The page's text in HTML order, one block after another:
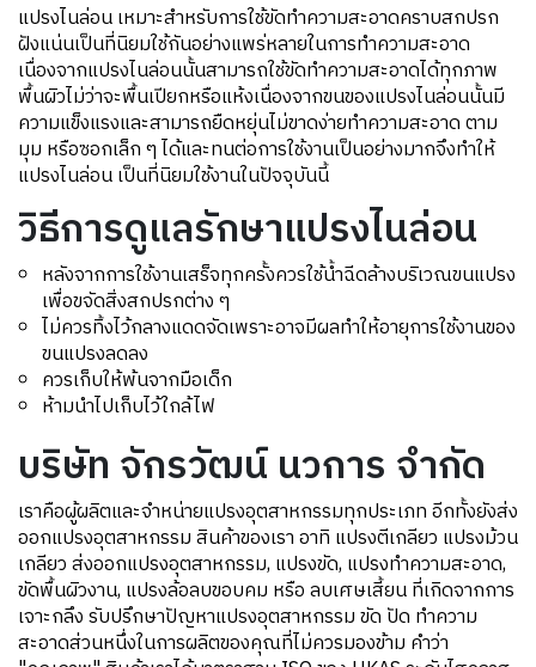
แปรงไนล่อน เหมาะสำหรับการใช้ขัดทำความสะอาดคราบสกปรก
ฝังแน่นเป็นที่นิยมใช้กันอย่างแพร่หลายในการทำความสะอาด
เนื่องจากแปรงไนล่อนนั้นสามารถใช้ขัดทำความสะอาดได้ทุกภาพ
พื้นผิวไม่ว่าจะพื้นเปียกหรือแห้งเนื่องจากขนของแปรงไนล่อนนั้นมี
ความแข็งแรงและสามารถยืดหยุ่นไม่ขาดง่ายทำความสะอาด ตาม
มุม หรือซอกเล็ก ๆ ได้และทนต่อการใช้งานเป็นอย่างมากจึงทำให้
แปรงไนล่อน เป็นที่นิยมใช้งานในปัจจุบันนี้
วิธีการดูแลรักษาแปรงไนล่อน
หลังจากการใช้งานเสร็จทุกครั้งควรใช้น้ำฉีดล้างบริเวณขนแปรง
เพื่อขจัดสิ่งสกปรกต่าง ๆ
ไม่ควรทิ้งไว้กลางแดดจัดเพราะอาจมีผลทำให้อายุการใช้งานของ
ขนแปรงลดลง
ควรเก็บให้พ้นจากมือเด็ก
ห้ามนำไปเก็บไว้ใกล้ไฟ
บริษัท จักรวัฒน์ นวการ จำกัด
เราคือผู้ผลิตและจำหน่ายแปรงอุตสาหกรรมทุกประเภท อีกทั้งยังส่ง
ออกแปรงอุตสาหกรรม สินค้าของเรา อาทิ แปรงตีเกลียว แปรงม้วน
เกลียว ส่งออกแปรงอุตสาหกรรม, แปรงขัด, แปรงทำความสะอาด,
ขัดพื้นผิวงาน, แปรงล้อลบขอบคม หรือ ลบเศษเสี้ยน ที่เกิดจากการ
เจาะกลึง รับปรึกษาปัญหาแปรงอุตสาหกรรม ขัด ปัด ทำความ
สะอาดส่วนหนึ่งในการผลิตของคุณที่ไม่ควรมองข้าม คำว่า